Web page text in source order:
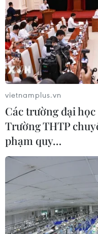
nhiễm virus SARS-
COVID-19 lên 159.516
Hàn Quốc: Tỷ lệ
vượt mức 70%
vietnamplus.vn
Các trường đại
Trường THTP
phạm quy…